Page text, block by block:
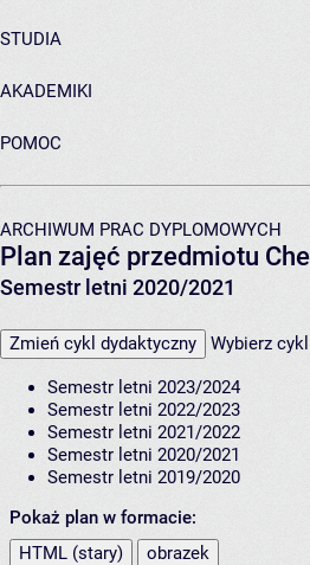
STUDIA
AKADEMIKI
POMOC
ARCHIWUM PRAC DYPLOMOWYCH
Plan zajęć przedmiotu
Semestr letni 2020/2021
Zmień cykl dydaktyczny Wybierz
Semestr letni 2023/2024
Semestr letni 2022/2023
Semestr letni 2021/2022
Semestr letni 2020/2021
Semestr letni 2019/2020
Pokaż plan w formacie:
HTML (stary)
obrazek